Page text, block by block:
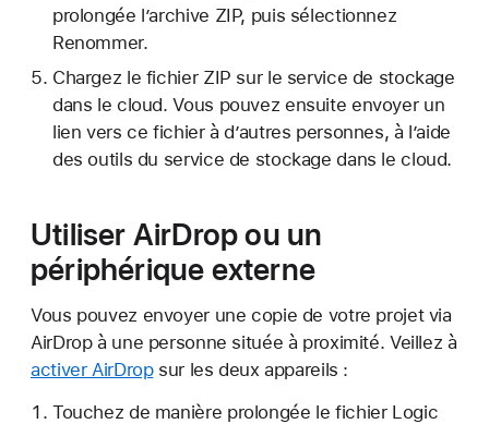
prolongée l’archive ZIP, puis sélectionnez
Renommer.
Chargez le fichier ZIP sur le service de stockage
dans le cloud. Vous pouvez ensuite envoyer un
lien vers ce fichier à d’autres personnes, à l’aide
des outils du service de stockage dans le cloud.
Utiliser AirDrop ou un
périphérique externe
Vous pouvez envoyer une copie de votre projet via
AirDrop à une personne située à proximité. Veillez à
activer AirDropsur les deux appareils :
Touchez de manière prolongée le fichier Logic